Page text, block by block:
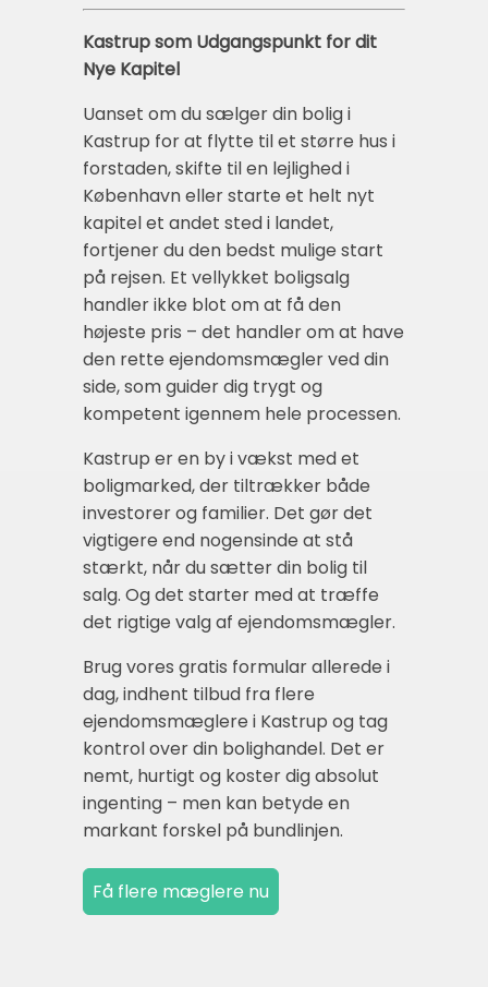
Kastrup som Udgangspunkt for dit
Nye Kapitel
Uanset om du sælger din bolig i
Kastrup for at flytte til et større hus i
forstaden, skifte til en lejlighed i
København eller starte et helt nyt
kapitel et andet sted i landet,
fortjener du den bedst mulige start
på rejsen. Et vellykket boligsalg
handler ikke blot om at få den
højeste pris – det handler om at have
den rette ejendomsmægler ved din
side, som guider dig trygt og
kompetent igennem hele processen.
Kastrup er en by i vækst med et
boligmarked, der tiltrækker både
investorer og familier. Det gør det
vigtigere end nogensinde at stå
stærkt, når du sætter din bolig til
salg. Og det starter med at træffe
det rigtige valg af ejendomsmægler.
Brug vores gratis formular allerede i
dag, indhent tilbud fra flere
ejendomsmæglere i Kastrup og tag
kontrol over din bolighandel. Det er
nemt, hurtigt og koster dig absolut
ingenting – men kan betyde en
markant forskel på bundlinjen.